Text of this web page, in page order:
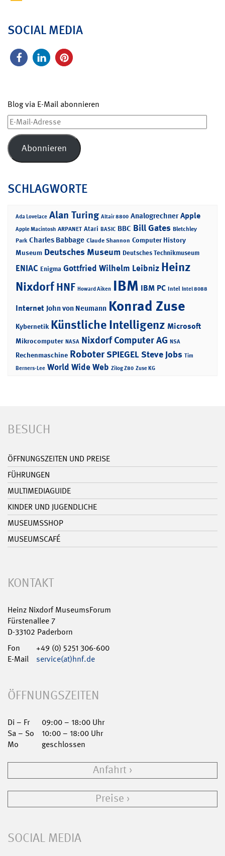
SOCIAL MEDIA
Blog via E-Mail abonnieren
E-
Mail-
Adresse
Abonnieren
SCHLAGWORTE
Ada Lovelace Alan Turing Altair 8800 Analogrechner Apple
Apple Macintosh ARPANET Atari BASIC BBC Bill Gates Bletchley
Park Charles Babbage Claude Shannon Computer History
Museum Deutsches Museum Deutsches Technikmuseum
ENIAC Enigma Gottfried Wilhelm Leibniz Heinz
NixdorfHNF Howard Aiken IBM IBM PC Intel Intel 8088
Internet John von Neumann Konrad Zuse
Kybernetik Künstliche Intelligenz Microsoft
Mikrocomputer NASA Nixdorf Computer AG NSA
Rechenmaschine RoboterSPIEGELSteve Jobs Tim
Berners-Lee World Wide Web Zilog Z80 Zuse KG
BESUCH
ÖFFNUNGSZEITEN UND PREISE
FÜHRUNGEN
MULTIMEDIAGUIDE
KINDER UND JUGENDLICHE
MUSEUMSSHOP
MUSEUMSCAFÉ
KONTAKT
Heinz Nixdorf MuseumsForum
Fürstenallee 7
D-33102 Paderborn
Fon
+49 (0) 5251 306-600
E-Mail
service(at)hnf.de
ÖFFNUNGSZEITEN
Di – Fr
09:00 – 18:00 Uhr
Sa – So
10:00 – 18:00 Uhr
Mo
geschlossen
Anfahrt
Preise
SOCIAL MEDIA